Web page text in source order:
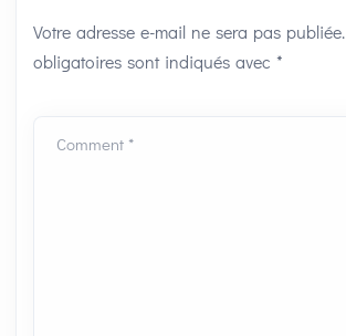
Votre adresse e-mail ne sera pas publiée.
obligatoires sont indiqués avec *
Comment *